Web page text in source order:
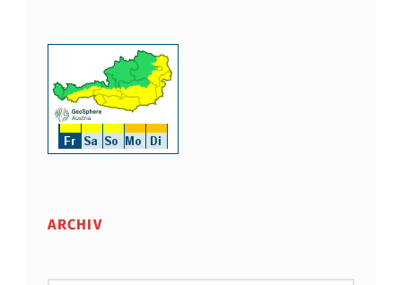
ARCHIV
Archiv